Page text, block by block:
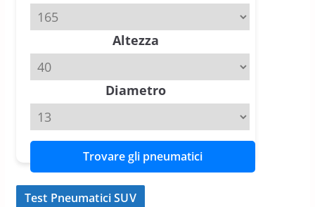
Pirelli P Zero Trofeo RS: per
Tyre Reviews è la gomma semi-
slick da battere
20 Aprile 2026 4 min read
Altezza
Diametro
Trovare gli pneumatici
Test Pneumatici SUV